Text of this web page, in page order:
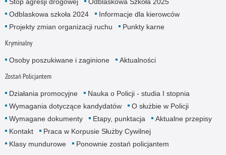
Odblaskowa szkoła 2024
Informacje dla kierowców
Projekty zmian organizacji ruchu
Punkty karne
Kryminalny
Osoby poszukiwane i zaginione Aktualności
Zostań Policjantem
Działania promocyjne
Nauka o Policji - studia I stopnia
Wymagania dotyczące kandydatów
O służbie w Policji
Wymagane dokumenty
Etapy, punktacja
Aktualne przepisy
Kontakt
Praca w Korpusie Służby Cywilnej
Klasy mundurowe
Ponownie zostań policjantem